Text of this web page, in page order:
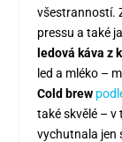
všestranností.
pressu a také
ledová káva z
led a mléko –
Cold brew
také skvělé – v
vychutnala jen